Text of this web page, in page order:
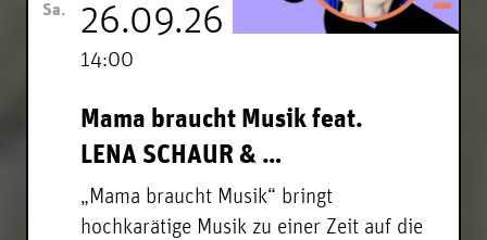
Sa. 26.09.26
14:00
Mama braucht Musik feat.
LENA SCHAUR & …
„Mama braucht Musik“ bringt
hochkarätige Musik zu einer Zeit auf die